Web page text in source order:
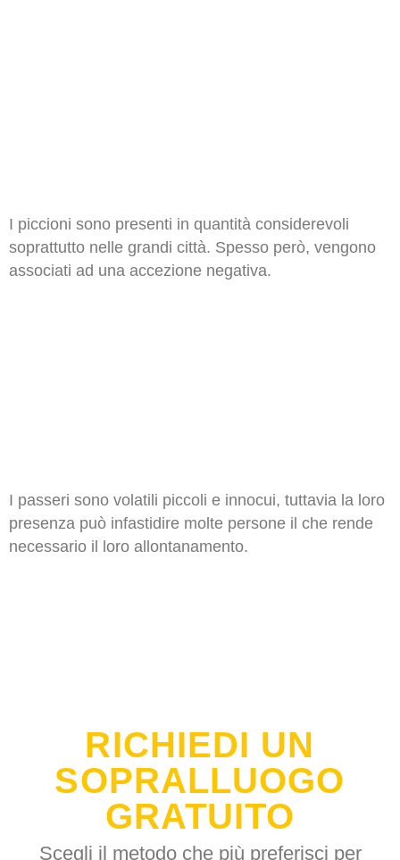
I piccioni sono presenti in quantità considerevoli
soprattutto nelle grandi città. Spesso però, vengono
associati ad una accezione negativa.
I passeri sono volatili piccoli e innocui, tuttavia la loro
presenza può infastidire molte persone il che rende
necessario il loro allontanamento.
RICHIEDI UN
SOPRALLUOGO
GRATUITO
Scegli il metodo che più preferisci per